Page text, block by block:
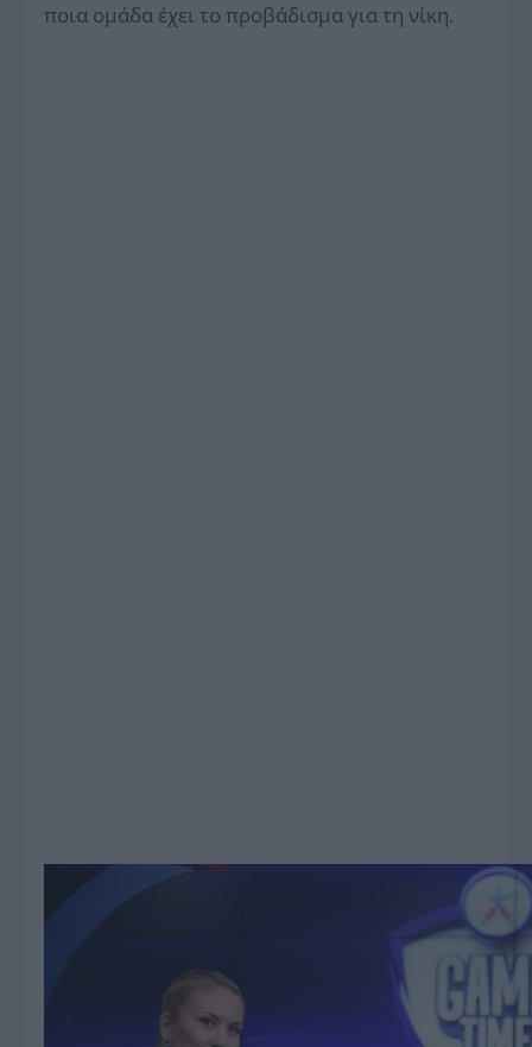
ποια ομάδα έχει το προβάδισμα για τη νίκη.